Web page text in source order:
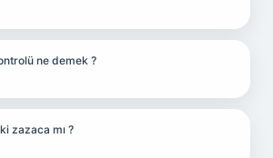
ne demek ?
zazaca mı ?